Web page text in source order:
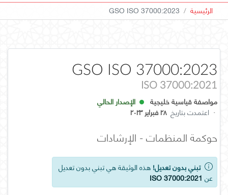
الرئيسية GSO ISO 37000:2023
GSO ISO 37000:2023
ISO 37000:2021
مواصفة قياسية خليجية
الإصدار الحالي
· اعتمدت بتاريخ ٢٨ فبراير ٢٠٢٣
حوكمة المنظمات - الإرشادات
تبني بدون تعديل! هذه الوثيقة هي تبني بدون تعديل
عن ISO 37000:2021